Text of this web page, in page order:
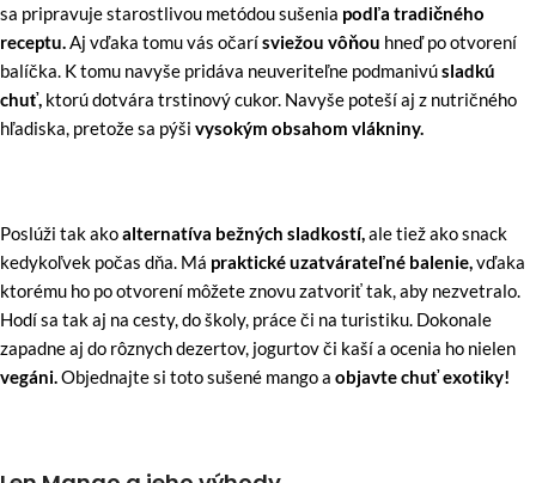
sa pripravuje starostlivou metódou sušenia podľa tradičného
receptu. Aj vďaka tomu vás očarísviežou vôňou hneď po otvorení
balíčka. K tomu navyše pridáva neuveriteľne podmanivúsladkú
chuť, ktorú dotvára trstinový cukor. Navyše poteší aj z nutričného
hľadiska, pretože sa pýši vysokým obsahom vlákniny.
Poslúži tak akoalternatíva bežných sladkostí, ale tiež ako snack
kedykoľvek počas dňa. Má praktické uzatvárateľné balenie, vďaka
ktorému ho po otvorení môžete znovu zatvoriť tak, aby nezvetralo.
Hodí sa tak aj na cesty, do školy, práce či na turistiku. Dokonale
zapadne aj do rôznych dezertov, jogurtov či kaší a ocenia ho nielen
vegáni. Objednajte si toto sušené mango a objavte chuť exotiky!